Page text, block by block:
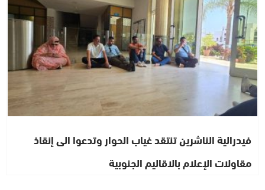
فيدرالية الناشرين تنتقد غياب الحوار وتدعوا الى إنقاذ
مقاولات الإعلام بالاقاليم الجنوبية